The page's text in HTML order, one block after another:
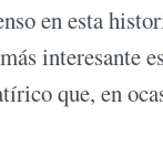
en esta
que, en